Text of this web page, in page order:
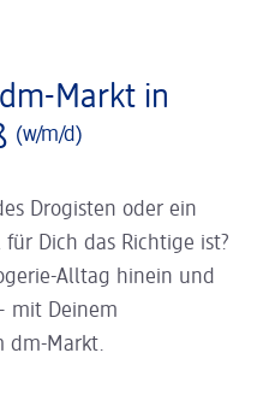
Markt in
(w/m/d)
Drogisten oder ein
Dich das Richtige ist?
Alltag hinein und
mit Deinem
dm-Markt.